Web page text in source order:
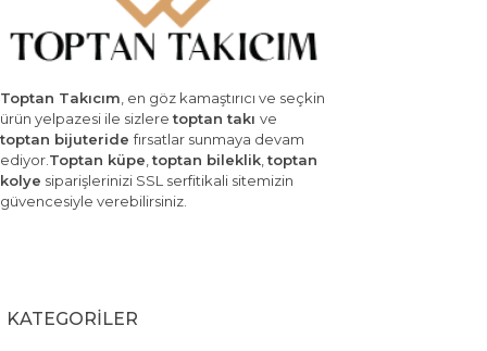
Toptan Takıcım, en göz kamaştırıcı ve seçkin
ürün yelpazesi ile sizleretoptan takı ve
toptan bijuteridefırsatlar sunmaya devam
ediyor.Toptan küpe,toptan bileklik,toptan
kolye siparişlerinizi SSL serfitikali sitemizin
güvencesiyle verebilirsiniz.
KATEGORİLER